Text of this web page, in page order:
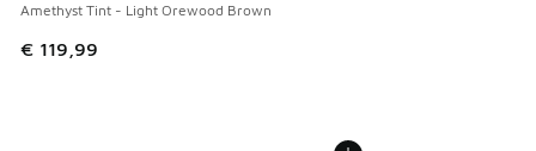
Amethyst Tint - Light Orewood Brown
€ 119,99